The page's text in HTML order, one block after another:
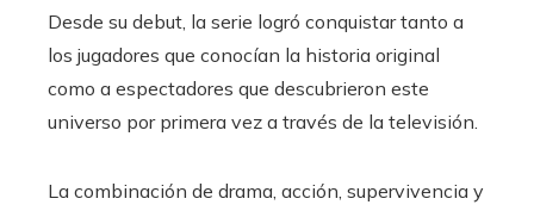
Desde su debut, la serie logró conquistar tanto a
los jugadores que conocían la historia original
como a espectadores que descubrieron este
universo por primera vez a través de la televisión.
La combinación de drama, acción, supervivencia y